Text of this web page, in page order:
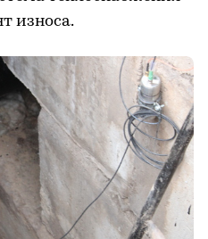
износа.